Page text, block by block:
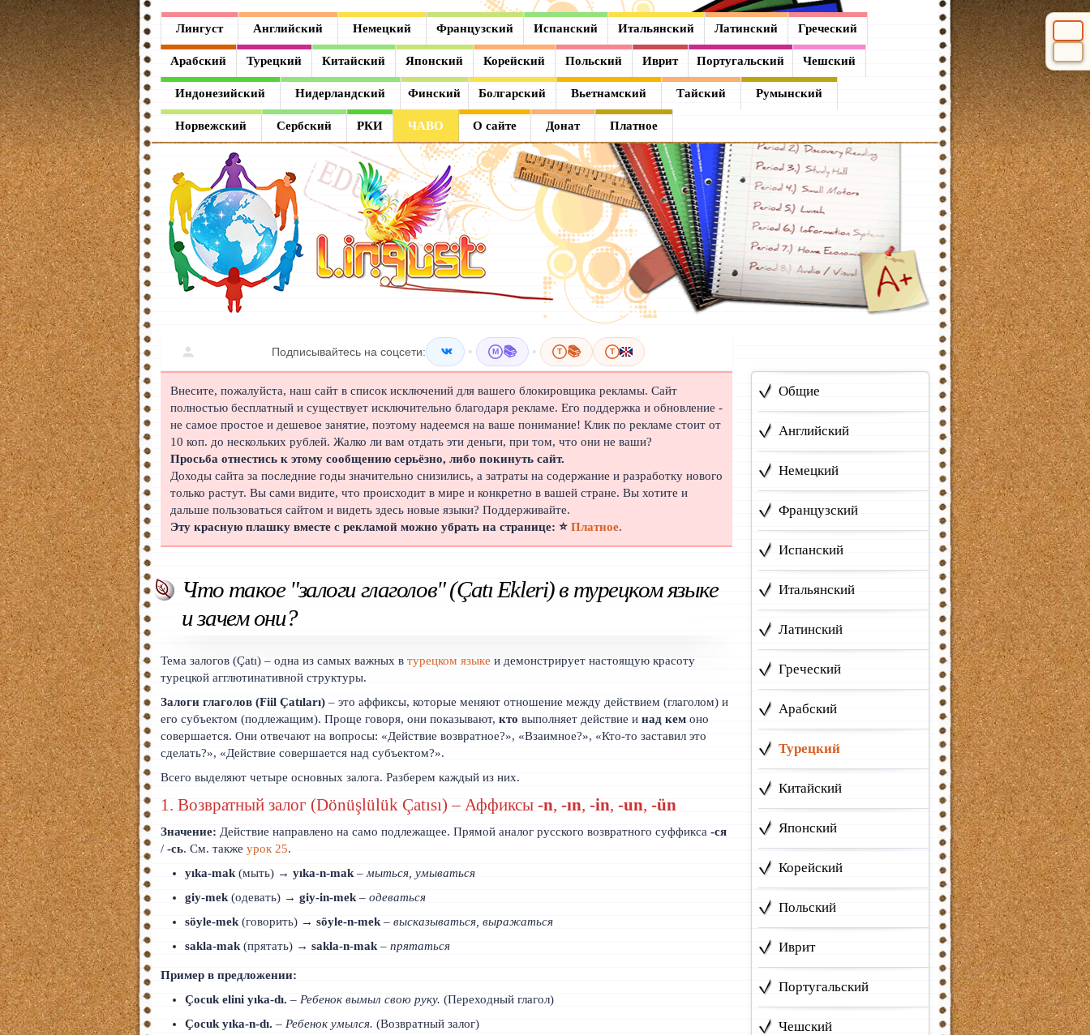
Лингуст Английский Немецкий Французский Испанский Итальянский Латинский Греческий
Арабский Турецкий Китайский Японский Корейский Польский Иврит Португальский Чешский
Индонезийский Нидерландский Финский Болгарский Вьетнамский Тайский Румынский
Норвежский Сербский РКИ ЧАВО О сайте Донат Платное
Подписывайтесь на соцсети: • M 📚 • T 📚 T
Внесите, пожалуйста, наш сайт в список исключений для вашего блокировщика рекламы. Сайт
полностью бесплатный и существует исключительно благодаря рекламе. Его поддержка и обновление -
не самое простое и дешевое занятие, поэтому надеемся на ваше понимание! Клик по рекламе стоит от
10 коп. до нескольких рублей. Жалко ли вам отдать эти деньги, при том, что они не ваши?
Просьба отнестись к этому сообщению серьёзно, либо покинуть сайт.
Доходы сайта за последние годы значительно снизились, а затраты на содержание и разработку нового
только растут. Вы сами видите, что происходит в мире и конкретно в вашей стране. Вы хотите и
дальше пользоваться сайтом и видеть здесь новые языки? Поддерживайте.
Эту красную плашку вместе с рекламой можно убрать на странице: ⭐Платное.
Что такое "залоги глаголов" (Çatı Ekleri) в турецком языке
и зачем они?
Тема залогов (Çatı) – одна из самых важных втурецком языке и демонстрирует настоящую красоту
турецкой агглютинативной структуры.
Залоги глаголов (Fiil Çatıları) – это аффиксы, которые меняют отношение между действием (глаголом) и
его субъектом (подлежащим). Проще говоря, они показывают,кто выполняет действие инад кем оно
совершается. Они отвечают на вопросы: «Действие возвратное?», «Взаимное?», «Кто-то заставил это
сделать?», «Действие совершается над субъектом?».
Всего выделяют четыре основных залога. Разберем каждый из них.
1. Возвратный залог (Dönüşlülük Çatısı) – Аффиксы-n,-ın,-in,-un,-ün
Значение: Действие направлено на само подлежащее. Прямой аналог русского возвратного суффикса-ся
/-сь. См. такжеурок 25.
yıka‑mak (мыть) →yıka‑n‑mak – мыться, умываться
giy‑mek (одевать) →giy‑in‑mek –одеваться
söyle‑mek (говорить) →söyle‑n‑mek –высказываться, выражаться
sakla‑mak (прятать) →sakla‑n‑mak –прятаться
Пример в предложении:
Çocuk elini yıka‑dı. – Ребенок вымыл свою руку. (Переходный глагол)
Çocuk yıka‑n‑dı. – Ребенок умылся. (Возвратный залог)
Общие
Английский
Немецкий
Французский
Испанский
Итальянский
Латинский
Греческий
Арабский
Турецкий
Китайский
Японский
Корейский
Польский
Иврит
Португальский
Чешский
Лингуст
Английский
Немецкий
Французский
Испанский
Итальянский
Латинский
Греческий
Арабский
Турецкий
Китайский
Японский
Корейский
Польский
Иврит
Португальский
Чешский
Индонезийский
Нидерландский
Финский
Болгарский
Вьетнамский
Тайский
Румынский
Норвежский
Сербский
РКИ
ЧАВО
О сайте
Донат
Платное